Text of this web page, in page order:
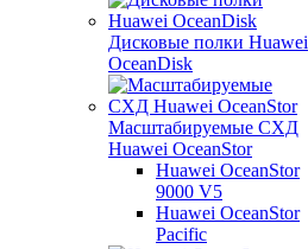
Дисковые полки Huawei
OceanDisk
Масштабируемые СХД
Huawei OceanStor
Huawei OceanStor
9000 V5
Huawei OceanStor
Pacific